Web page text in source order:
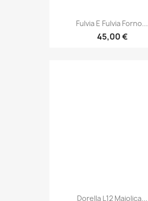
Fulvia E Fulvia Forno...
45,00 €
Dorella L12 Maiolica...